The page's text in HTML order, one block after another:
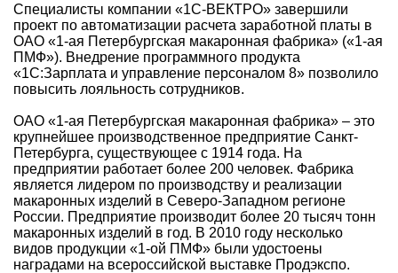
Специалисты компании «1С-ВЕКТРО» завершили
проект по автоматизации расчета заработной платы в
ОАО «1-ая Петербургская макаронная фабрика» («1-ая
ПМФ»). Внедрение программного продукта
«1С:Зарплата и управление персоналом 8» позволило
повысить лояльность сотрудников.
ОАО «1-ая Петербургская макаронная фабрика» – это
крупнейшее производственное предприятие Санкт-
Петербурга, существующее с 1914 года. На
предприятии работает более 200 человек. Фабрика
является лидером по производству и реализации
макаронных изделий в Северо-Западном регионе
России. Предприятие производит более 20 тысяч тонн
макаронных изделий в год. В 2010 году несколько
видов продукции «1-ой ПМФ» были удостоены
наградами на всероссийской выставке Продэкспо.